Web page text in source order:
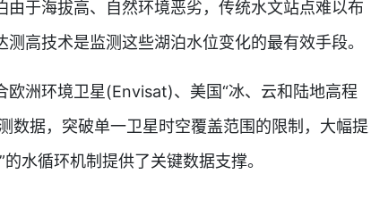
于海拔高、自然环境恶劣，传统水文站点难以布
高技术是监测这些湖泊水位变化的最有效手段。
洲环境卫星(Envisat)、美国“冰、云和陆地高程
数据，突破单一卫星时空覆盖范围的限制，大幅提
水循环机制提供了关键数据支撑。